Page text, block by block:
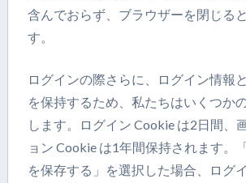
含んでおらず、ブラウザーを閉じる
す。
ログインの際さらに、ログイン情報
を保持するため、私たちはいくつか
します。ログイン Cookie は2日間、
ョン Cookie は1年間保持されます。
を保存する」を選択した場合、ログ